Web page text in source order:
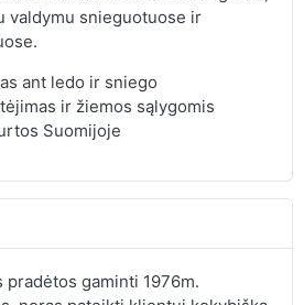
valdymu snieguotuose ir
ant ledo ir sniego
ir žiemos sąlygomis
Suomijoje
pradėtos gaminti 1976m.